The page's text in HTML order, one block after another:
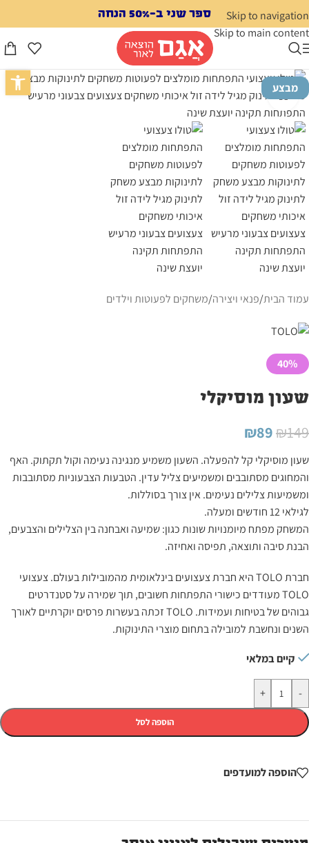
לתוכן
Skip to navigation
Skip to main content
ספר שני ב-50% הנחה
מבצע
לחצו להגדלה
עמוד הבית/פנאי ויצירה/משחקים לפעוטות וילדים
40%
שעון מוסיקלי
₪149
₪89
שעון מוסיקלי קל להפעלה. השעון משמיע מנגינה נעימה וקול תקתוק. האף
והמחוגים מסתובבים ומשמיעים צליל עדין. הטבעות הצבעוניות מסתובבות
ומשמיעות צלילים נעימים. אין צורך בסוללות.
לגילאי 12 חודשים ומעלה.
המשחק מפתח מיומנויות שונות כגון: שמיעה ואבחנה בין הצלילים והצבעים,
הבנת סיבה ותוצאה, תפיסה ואחיזה.
חברת TOLO היא חברת צעצועים בינלאומית מהמובילות בעולם.
צעצועי
TOLO מעודדים כישורי התפתחות חשובים, תוך שמירה על סטנדרטים
גבוהים של בטיחות ועמידות. TOLOזכתה בעשרות פרסים יוקרתיים לאורך
השנים ונחשבת למובילה בתחום מוצרי התינוקות.
קיים במלאי
-
+
הוספה לסל
הוספה למועדפים
פתח סרגל